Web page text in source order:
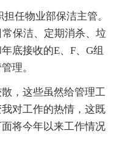
任物业部保洁主管。
保洁、定期消杀、垃
底接收的E、F、G组
理。
，这些虽然给管理工
对工作的热情，这既
将今年以来工作情况